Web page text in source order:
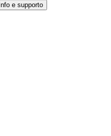
Info e supporto